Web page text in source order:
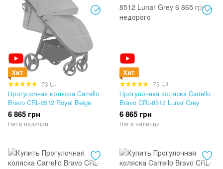
Хит
73
Прогулочная коляска Carrello
Bravo CRL-8512 Royal Beige
6 865 грн
Нет в наличии
Хит
73
Прогулочная коляска Carrello
Bravo CRL-8512 Lunar Grey
6 865 грн
Нет в наличии